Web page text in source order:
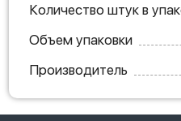
Количество штук в
Объем упаковки
Производитель